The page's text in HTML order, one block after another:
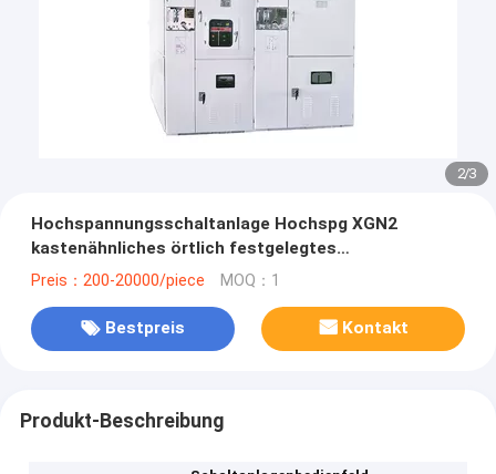
2/3
Hochspannungsschaltanlage Hochspg XGN2
kastenähnliches örtlich festgelegtes
Wechselstrom-Metallbeiliegende Schaltanlage
Preis：200-20000/piece MOQ：1
Bestpreis Kontakt
Produkt-Beschreibung